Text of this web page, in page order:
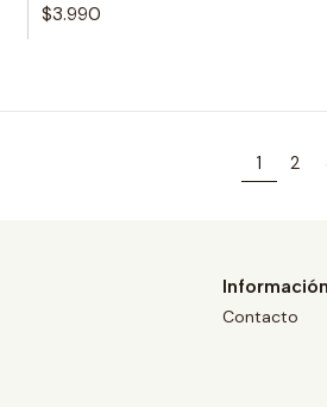
$3.990
1 2
Información
Contacto